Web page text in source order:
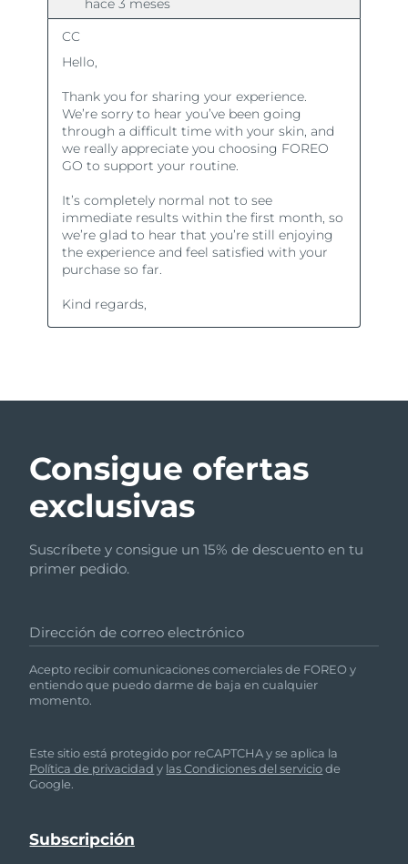
Consigue ofertas
exclusivas
Suscríbete y consigue un 15% de descuento en tu
primer pedido.
Dirección de correo electrónico
Acepto recibir comunicaciones comerciales de FOREO y
entiendo que puedo darme de baja en cualquier
momento.
Este sitio está protegido por reCAPTCHA y se aplica la
Política de privacidad y las Condiciones del serviciode
Google.